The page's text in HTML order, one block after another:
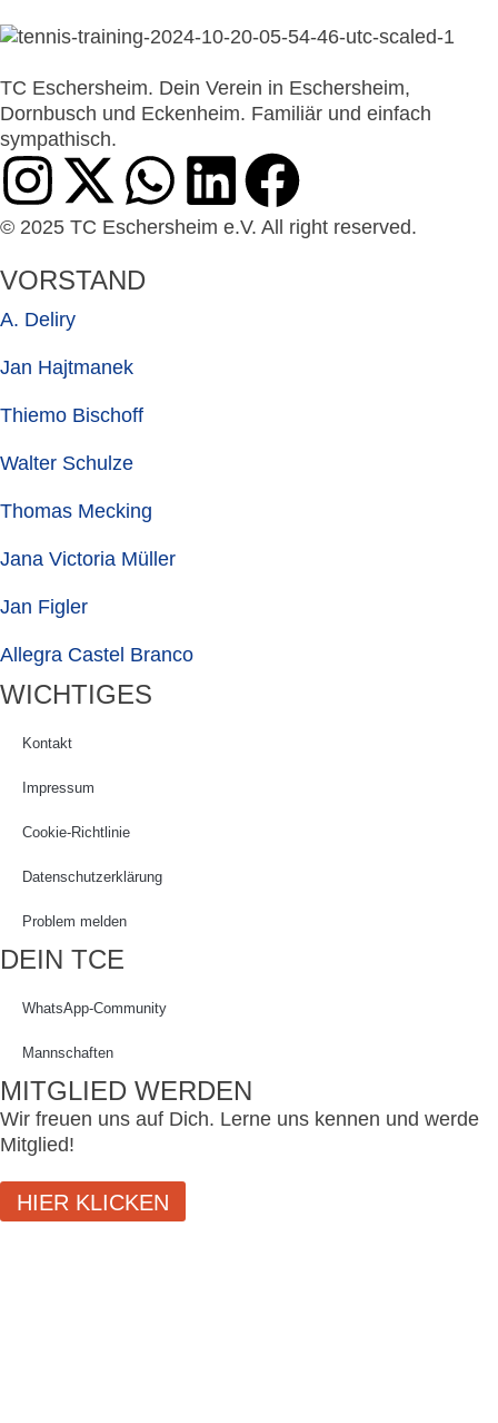
TC Eschersheim. Dein Verein in Eschersheim,
Dornbusch und Eckenheim. Familiär und einfach
sympathisch.
© 2025 TC Eschersheim e.V. All right reserved.
VORSTAND
A. Deliry
Jan Hajtmanek
Thiemo Bischoff
Walter Schulze
Thomas Mecking
Jana Victoria Müller
Jan Figler
Allegra Castel Branco
WICHTIGES
Kontakt
Impressum
Cookie-Richtlinie
Datenschutzerklärung
Problem melden
DEIN TCE
WhatsApp-Community
Mannschaften
MITGLIED WERDEN
Wir freuen uns auf Dich. Lerne uns kennen und werde
Mitglied!
HIER KLICKEN